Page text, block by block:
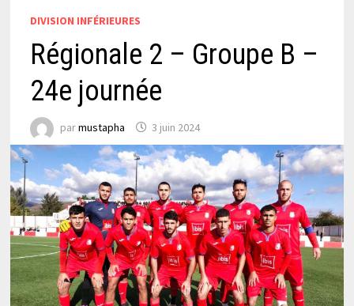
DIVISION INFÉRIEURES
Régionale 2 – Groupe B –
24e journée
parmustapha 3 juin 2024